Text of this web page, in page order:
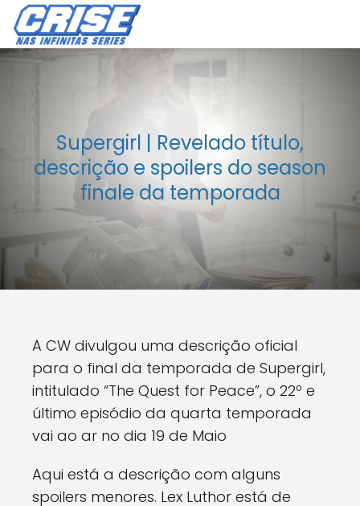
Supergirl | Revelado título,
descrição e spoilers do season
finale da temporada
A CW divulgou uma descrição oficial
para o final da temporada de Supergirl,
intitulado “The Quest for Peace”, o 22º e
último episódio da quarta temporada
vai ao ar no dia 19 de Maio
Aqui está a descrição com alguns
spoilers menores. Lex Luthor está de